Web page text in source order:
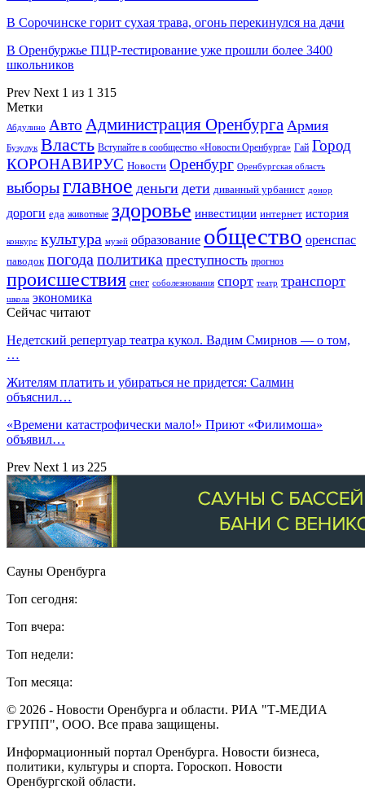
В Сорочинске горит сухая трава, огонь перекинулся на дачи
В Оренбуржье ПЦР-тестирование уже прошли более 3400
школьников
Prev Next 1 из 1 315
Метки
Абдулино Авто Администрация Оренбурга Армия
Бузулук Власть Вступайте в сообщество «Новости Оренбурга» Гай Город
КОРОНАВИРУС Новости Оренбург Оренбургская область
выборыглавное деньги дети диванный урбанист донор
дороги еда животные здоровье инвестиции интернет история
конкурс культура музей образование общество оренспас
паводок погода политика преступность прогноз
происшествия снег соболезнования спорт театр транспорт
школа экономика
Сейчас читают
Недетский репертуар театра кукол. Вадим Смирнов — о том,
…
Жителям платить и убираться не придется: Салмин
объяснил…
«Времени катастрофически мало!» Приют «Филимоша»
объявил…
Prev Next 1 из 225
Сауны Оренбурга
Топ сегодня:
Топ вчера:
Топ недели:
Топ месяца:
© 2026 - Новости Оренбурга и области. РИА "Т-МЕДИА
ГРУПП", ООО. Все права защищены.
Информационный портал Оренбурга. Новости бизнеса,
политики, культуры и спорта. Гороскоп. Новости
Оренбургской области.